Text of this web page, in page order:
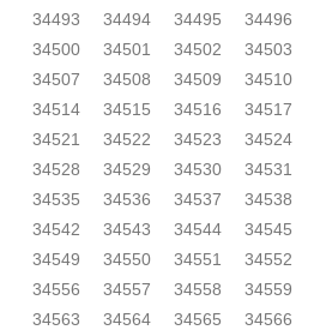
34493
34494 34495 34496
34500
34501 34502 34503
34507
34508 34509 34510
34514
34515 34516 34517
34521
34522 34523 34524
34528
34529 34530 34531
34535
34536 34537 34538
34542
34543 34544 34545
34549
34550 34551 34552
34556
34557 34558 34559
34563
34564 34565 34566